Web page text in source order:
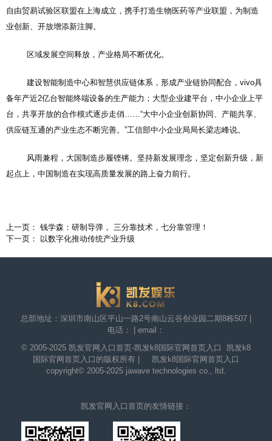
自由贸易试验区联盟在上海成立，携手打造生物医药等产业联盟，为制造
业创新、开放增添新注脚。
区域发展空间释放，产业格局不断优化。
建设智能制造中心和智慧供应链体系，形成产业链协同配合，vivo具
备年产近2亿台智能终端设备的生产能力；大型企业建平台，中小企业上平
台，共享开放的合作模式逐步走俏……“大中小企业创新协同、产能共享、
供应链互通的产业生态不断完善。”工信部中小企业局局长梁志峰说。
风雨兼程，大国制造步履铿锵。坚持新发展理念，坚定创新升级，新
起点上，中国制造在实现高质量发展的路上奋力前行。
上一页： 钱学森：研制导弹， 三分靠技术，七分靠管理！
下一页： 以数字化推动传统产业升级
总部地址：深圳市南山区平山一路2号南山云谷创业园二期8栋507 |
电话： | email：
© 2005-2025 凯发官网入口首页-凯发k8国际官网首页入口
凯发k8
国际官网首页入口的版权所有 | 凯发k8国际官网首页入口
copyright© 2005-2025 jawave technologies co., ltd.
凯发官网入口首页的友情链接：